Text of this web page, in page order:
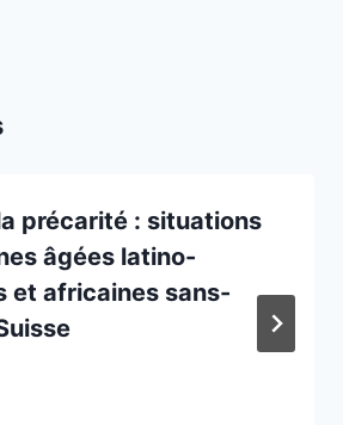
précarité : situations
âgées latino-
et africaines sans-